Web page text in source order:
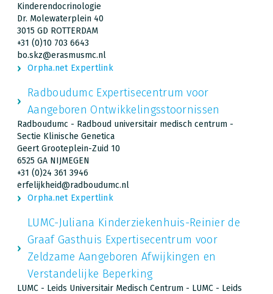
Kinderendocrinologie
Dr. Molewaterplein 40
3015 GD ROTTERDAM
+31 (0)10 703 6643
bo.skz@erasmusmc.nl
Orpha.net Expertlink
Radboudumc Expertisecentrum voor
Aangeboren Ontwikkelingsstoornissen
Radboudumc - Radboud universitair medisch centrum -
Sectie Klinische Genetica
Geert Grooteplein-Zuid 10
6525 GA NIJMEGEN
+31 (0)24 361 3946
erfelijkheid@radboudumc.nl
Orpha.net Expertlink
LUMC-Juliana Kinderziekenhuis-Reinier de
Graaf Gasthuis Expertisecentrum voor
Zeldzame Aangeboren Afwijkingen en
Verstandelijke Beperking
LUMC - Leids Universitair Medisch Centrum - LUMC - Leids